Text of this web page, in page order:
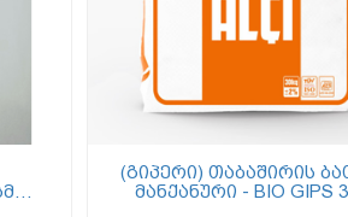
(გიპერი) თაბაშირის
მანქანური - BIO GIPS